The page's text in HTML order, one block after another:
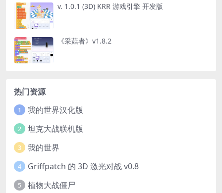
v. 1.0.1 (3D) KRR 游戏引擎 开发版
《采菇者》v1.8.2
热门资源
1 我的世界汉化版
2 坦克大战联机版
3 我的世界
4 Griffpatch 的 3D 激光对战 v0.8
5 植物大战僵尸